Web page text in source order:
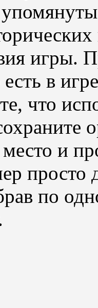
игры.
есть в
что
и
просто
по